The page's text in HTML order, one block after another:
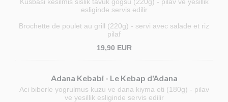
esliginde servis edilir
Brochette de poulet au grill (220g) - servi avec salade et riz
pilaf
19,90 EUR
Adana Kebabi - Le Kebap d'Adana
Aci biberle yogrulmus kuzu ve dana kiyma eti (180g) - pilav
ve yesillik esliginde servis edilir